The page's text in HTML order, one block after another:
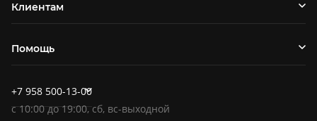
Клиентам
Помощь
+7 958 500-13-00
c10:00до19:00, сб, вс-выходной